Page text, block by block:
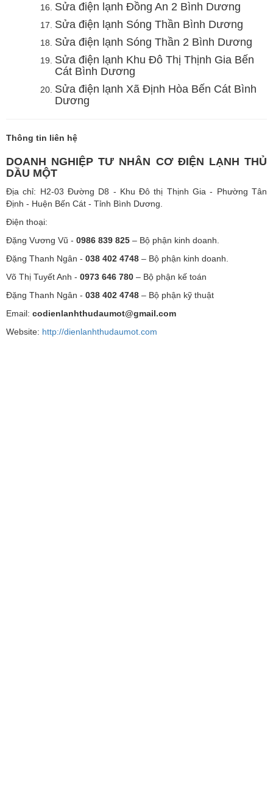
Sửa điện lạnh Đồng An 2 Bình Dương
Sửa điện lạnh Sóng Thần Bình Dương
Sửa điện lạnh Sóng Thần 2 Bình Dương
Sửa điện lạnh Khu Đô Thị Thịnh Gia Bến
Cát Bình Dương
Sửa điện lạnh Xã Định Hòa Bến Cát Bình
Dương
Thông tin liên hệ
DOANH NGHIỆP TƯ NHÂN CƠ ĐIỆN LẠNH THỦ
DẦU MỘT
Địa chỉ: H2-03 Đường D8 - Khu Đô thị Thịnh Gia - Phường Tân
Định - Huện Bến Cát - Tỉnh Bình Dương.
Điện thoại:
Đặng Vương Vũ - 0986 839 825 – Bộ phận kinh doanh.
Đặng Thanh Ngân - 038 402 4748 – Bộ phận kinh doanh.
Võ Thị Tuyết Anh - 0973 646 780 – Bộ phận kế toán
Đặng Thanh Ngân - 038 402 4748 – Bộ phận kỹ thuật
Email: codienlanhthudaumot@gmail.com
Website: http://dienlanhthudaumot.com